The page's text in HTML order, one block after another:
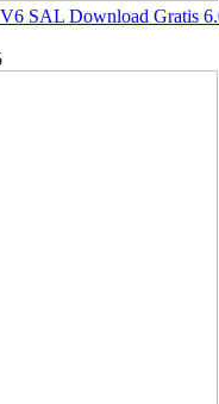
SAL Download Gratis